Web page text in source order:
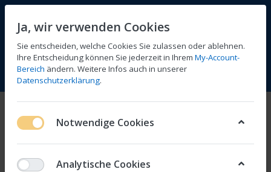
Menü Anmelden Vergleichen Wunschliste
Ja, wir verwenden Cookies
Sie entscheiden, welche Cookies Sie zulassen oder ablehnen.
Ihre Entscheidung können Sie jederzeit in Ihrem My-Account-
Bereich ändern. Weitere Infos auch in unserer
Datenschutzerklärung.
Notwendige Cookies
Analytische Cookies